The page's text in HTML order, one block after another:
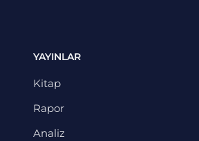
YAYINLAR
Kitap
Rapor
Analiz